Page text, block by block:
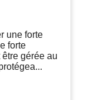
une forte
forte
gérée au